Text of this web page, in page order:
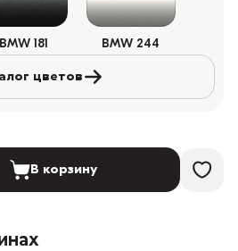
BMW 181 BMW 244
цветов
В корзину